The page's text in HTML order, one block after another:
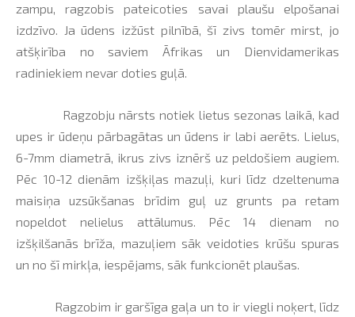
zampu, ragzobis pateicoties savai plaušu elpošanai
izdzīvo. Ja ūdens izžūst pilnībā, šī zivs tomēr mirst, jo
atšķirība no saviem Āfrikas un Dienvidamerikas
radiniekiem nevar doties guļā.
Ragzobju nārsts notiek lietus sezonas laikā, kad
upes ir ūdeņu pārbagātas un ūdens ir labi aerēts. Lielus,
6-7mm diametrā, ikrus zivs iznērš uz peldošiem augiem.
Pēc 10-12 dienām izšķiļas mazuļi, kuri līdz dzeltenuma
maisiņa uzsūkšanas brīdim guļ uz grunts pa retam
nopeldot nelielus attālumus. Pēc 14 dienam no
izšķilšanās brīža, mazuļiem sāk veidoties krūšu spuras
un no šī mirkļa, iespējams, sāk funkcionēt plaušas.
Ragzobim ir garšīga gaļa un to ir viegli noķert, līdz